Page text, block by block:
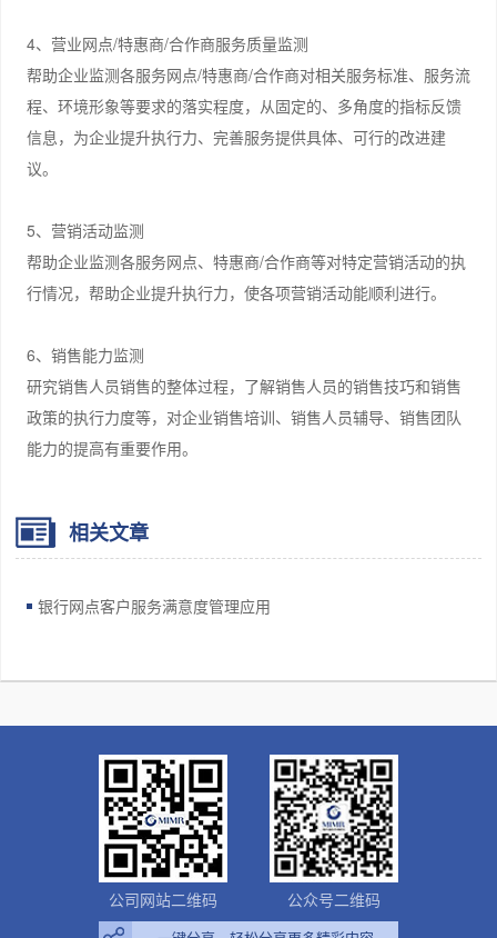
4、营业网点/特惠商/合作商服务质量监测
帮助企业监测各服务网点/特惠商/合作商对相关服务标准、服务流
程、环境形象等要求的落实程度，从固定的、多角度的指标反馈
信息，为企业提升执行力、完善服务提供具体、可行的改进建
议。
5、营销活动监测
帮助企业监测各服务网点、特惠商/合作商等对特定营销活动的执
行情况，帮助企业提升执行力，使各项营销活动能顺利进行。
6、销售能力监测
研究销售人员销售的整体过程，了解销售人员的销售技巧和销售
政策的执行力度等，对企业销售培训、销售人员辅导、销售团队
能力的提高有重要作用。
相关文章
银行网点客户服务满意度管理应用
公司网站二维码 公众号二维码